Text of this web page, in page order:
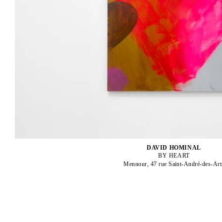
DAVID HOMINAL
BY HEART
Mennour, 47 rue Saint-André-des-